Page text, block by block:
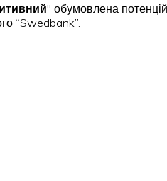
" обумовлена
“Swedbank”.